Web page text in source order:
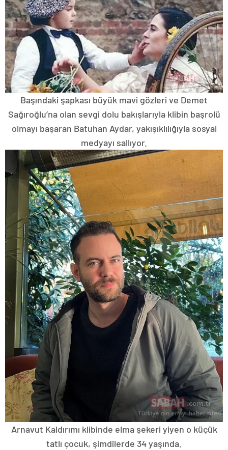
Başındaki şapkası büyük mavi gözleri ve Demet
Sağıroğlu’na olan sevgi dolu bakışlarıyla klibin başrolü
olmayı başaran Batuhan Aydar, yakışıklılığıyla sosyal
medyayı sallıyor.
Arnavut Kaldırımı klibinde elma şekeri yiyen o küçük
tatlı çocuk, şimdilerde 34 yaşında.